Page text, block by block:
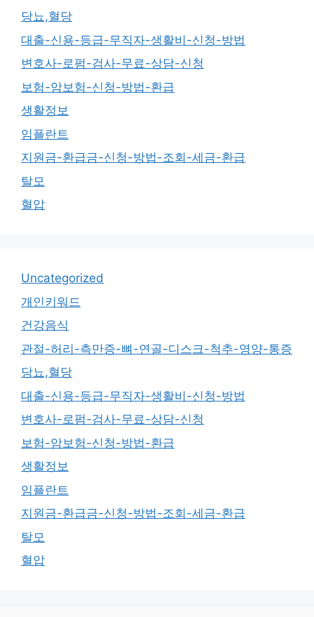
당뇨,혈당
대출-신용-등급-무직자-생활비-신청-방법
변호사-로펌-검사-무료-상담-신청
보험-암보험-신청-방법-환급
생활정보
임플란트
지원금-환급금-신청-방법-조회-세금-환급
탈모
혈압
Uncategorized
개인키워드
건강음식
관절-허리-측만증-뼈-연골-디스크-척추-영양-통증
당뇨,혈당
대출-신용-등급-무직자-생활비-신청-방법
변호사-로펌-검사-무료-상담-신청
보험-암보험-신청-방법-환급
생활정보
임플란트
지원금-환급금-신청-방법-조회-세금-환급
탈모
혈압